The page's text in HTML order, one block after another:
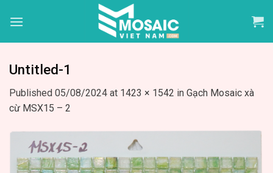
Untitled-1
Published 05/08/2024 at 1423 × 1542 in Gạch Mosaic xà
cừ MSX15 – 2